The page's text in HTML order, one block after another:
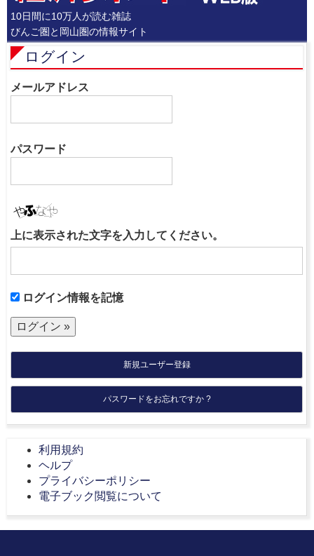
10日間に10万人が読む雑誌
びんご圏と岡山圏の情報サイト
ログイン
メールアドレス
パスワード
上に表示された文字を入力してください。
ログイン情報を記憶
新規ユーザー登録
パスワードをお忘れですか ?
利用規約
ヘルプ
プライバシーポリシー
電子ブック閲覧について